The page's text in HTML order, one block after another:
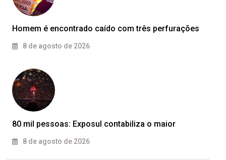
Homem é encontrado caído com três perfurações
8 de agosto de 2026
80 mil pessoas: Exposul contabiliza o maior
8 de agosto de 2026